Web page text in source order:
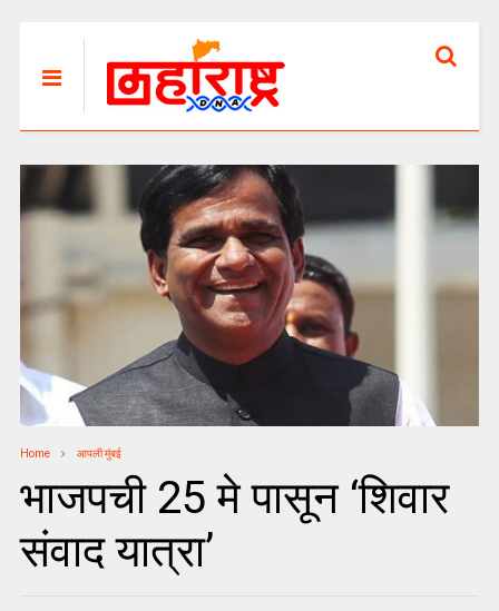
Home आपली मुंबई
भाजपची 25 मे पासून ‘शिवार
संवाद यात्रा’